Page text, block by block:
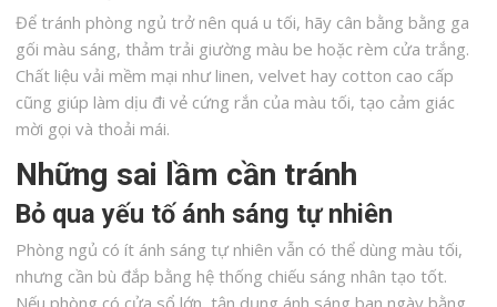
Để tránh phòng ngủ trở nên quá u tối, hãy cân bằng bằng ga
gối màu sáng, thảm trải giường màu be hoặc rèm cửa trắng.
Chất liệu vải mềm mại như linen, velvet hay cotton cao cấp
cũng giúp làm dịu đi vẻ cứng rắn của màu tối, tạo cảm giác
mời gọi và thoải mái.
Những sai lầm cần tránh
Bỏ qua yếu tố ánh sáng tự nhiên
Phòng ngủ có ít ánh sáng tự nhiên vẫn có thể dùng màu tối,
nhưng cần bù đắp bằng hệ thống chiếu sáng nhân tạo tốt.